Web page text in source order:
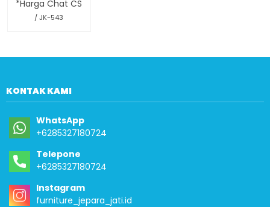
*Harga Chat CS
/ JK-543
KONTAK KAMI
WhatsApp
+6285327180724
Telepone
+6285327180724
Instagram
furniture_jepara_jati.id